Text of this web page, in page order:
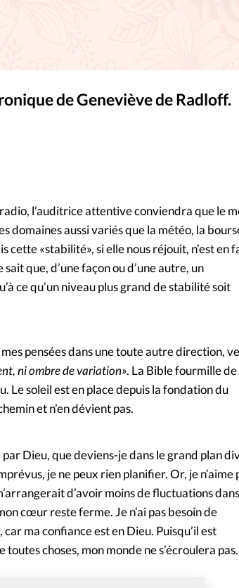
Mon
de Geneviève de Radloff.
l’auditrice attentive conviendra que le
domaines aussi variés que la météo, la
cette «stabilité», si elle nous réjouit, n’est en
que, d’une façon ou d’une autre, un
ce qu’un niveau plus grand de stabilité soit
pensées dans une toute autre direction,
ni ombre de variation». La Bible fourmille de
Le soleil est en place depuis la fondation du
et n’en dévient pas.
Dieu, que deviens-je dans le grand plan
je ne peux rien planifier. Or, je n’aime
d’avoir moins de fluctuations dans
cœur reste ferme. Je n’ai pas besoin de
ma confiance est en Dieu. Puisqu’il est
choses, mon monde ne s’écroulera pas.